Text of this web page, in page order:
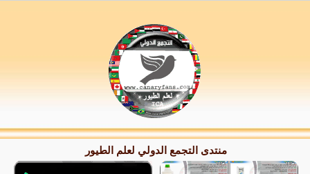
منتدى التجمع الدولي لعلم الطيور